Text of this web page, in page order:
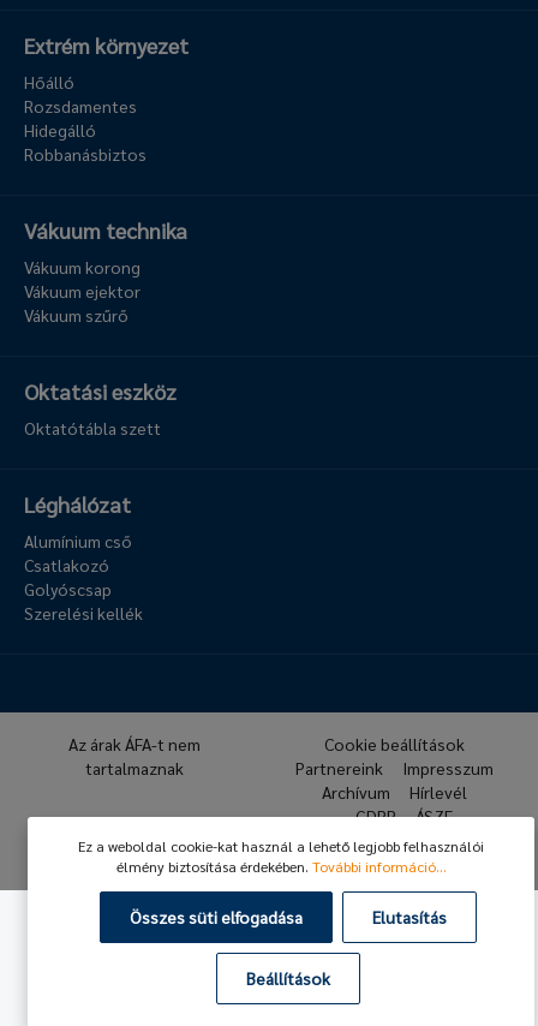
Extrém környezet
Hőálló
Rozsdamentes
Hidegálló
Robbanásbiztos
Vákuum technika
Vákuum korong
Vákuum ejektor
Vákuum szűrő
Oktatási eszköz
Oktatótábla szett
Léghálózat
Alumínium cső
Csatlakozó
Golyóscsap
Szerelési kellék
© 2026 Hafner Pneumatika
Az árak ÁFA-t nem
tartalmaznak
Cookie beállítások
Partnereink
Impresszum
Archívum
Hírlevél
GDPR
ÁSZF
Ez a weboldal cookie-kat használ a lehető legjobb felhasználói
élmény biztosítása érdekében. További információ...
Összes süti elfogadása Elutasítás
Beállítások